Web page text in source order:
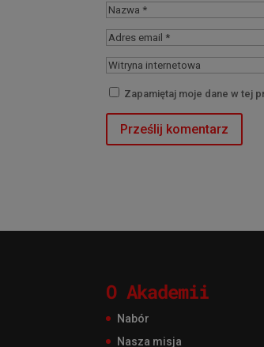
Zapamiętaj moje dane w tej
O Akademii
Nabór
Nasza misja